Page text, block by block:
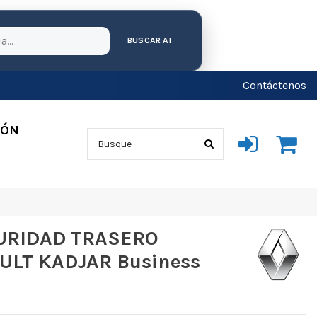
BUSCAR AI
Contáctenos
TRASERO
KADJAR Business